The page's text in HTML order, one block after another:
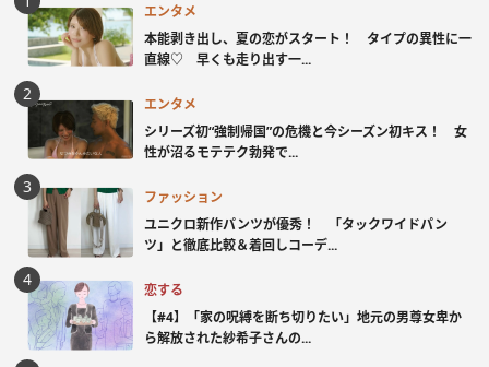
エンタメ
本能剥き出し、夏の恋がスタート！ タイプの異性に一
直線♡ 早くも走り出す一...
エンタメ
シリーズ初“強制帰国”の危機と今シーズン初キス！ 女
性が沼るモテテク勃発で...
ファッション
ユニクロ新作パンツが優秀！ 「タックワイドパン
ツ」と徹底比較＆着回しコーデ...
恋する
【#4】「家の呪縛を断ち切りたい」地元の男尊女卑か
ら解放された紗希子さんの...